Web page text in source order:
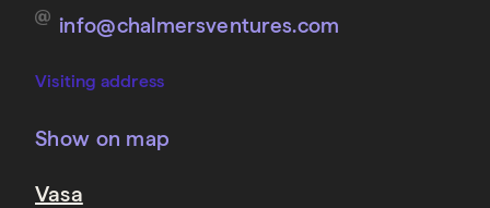
info@chalmersventures.com
Visiting address
Show on map
Vasa